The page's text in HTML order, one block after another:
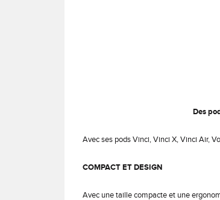
Des
Avec ses pods Vinci, Vinci X, Vinci Air,
COMPACT ET DESIGN
Avec une taille compacte et une